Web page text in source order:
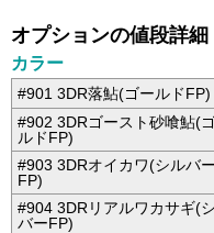
オプションの値段詳細
カラー
#901 3DR落鮎(ゴールドFP)
#902 3DRゴースト砂喰鮎(
ルドFP)
#903 3DRオイカワ(シルバー
FP)
#904 3DRリアルワカサギ(
バーFP)